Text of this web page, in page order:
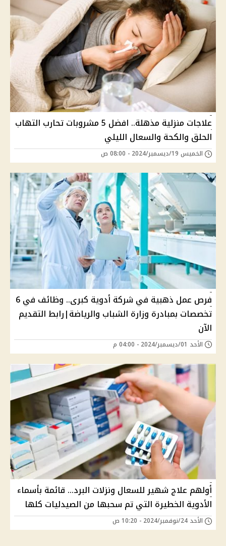
علاجات منزلية مذهلة.. افضل 5 مشروبات تحارب التهاب
الحلق والكحة والسعال الليلي
الخميس 19/ديسمبر/2024 - 08:00 ص
فرص عمل ذهبية في شركة أدوية كبرى.. وظائف في 6
تخصصات بمبادرة وزارة الشباب والرياضة|رابط التقديم
الآن
الأحد 01/ديسمبر/2024 - 04:00 م
أولهم علاج شهير للسعال ونزلات البرد... قائمة بأسماء
الأدوية الخطيرة التي تم سحبها من الصيدليات كلها
الأحد 24/نوفمبر/2024 - 10:20 ص